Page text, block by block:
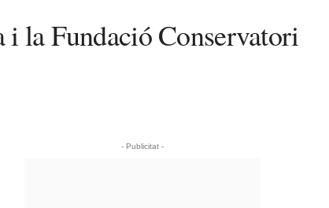
i la Fundació Conservatori
- Publicitat -